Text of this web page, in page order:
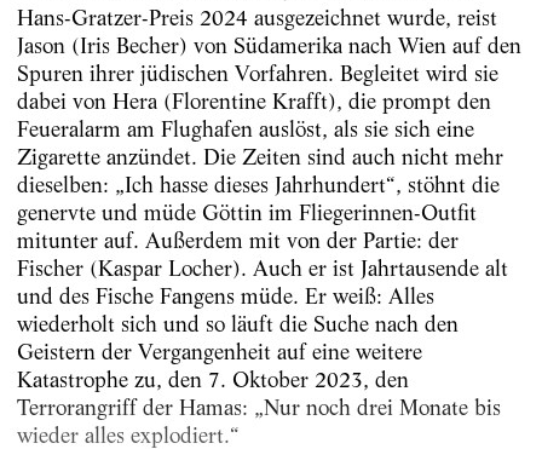
Hans-Gratzer-Preis 2024 ausgezeichnet wurde, reist
Jason (Iris Becher) von Südamerika nach Wien auf den
Spuren ihrer jüdischen Vorfahren. Begleitet wird sie
dabei von Hera (Florentine Krafft), die prompt den
Feueralarm am Flughafen auslöst, als sie sich eine
Zigarette anzündet. Die Zeiten sind auch nicht mehr
dieselben: „Ich hasse dieses Jahrhundert“, stöhnt die
genervte und müde Göttin im Fliegerinnen-Outfit
mitunter auf. Außerdem mit von der Partie: der
Fischer (Kaspar Locher). Auch er ist Jahrtausende alt
und des Fische Fangens müde. Er weiß: Alles
wiederholt sich und so läuft die Suche nach den
Geistern der Vergangenheit auf eine weitere
Katastrophe zu, den 7. Oktober 2023, den
Terrorangriff der Hamas: „Nur noch drei Monate bis
wieder alles explodiert.“